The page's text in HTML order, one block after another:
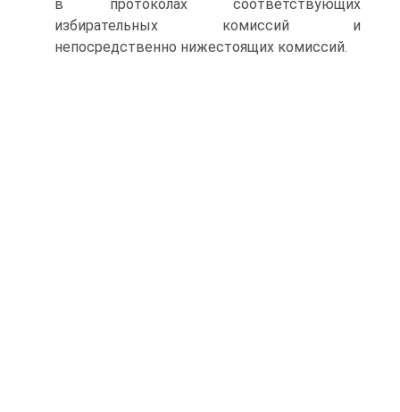
в протоколах соответствующих
избирательных комиссий и
непосредственно нижестоящих комиссий.